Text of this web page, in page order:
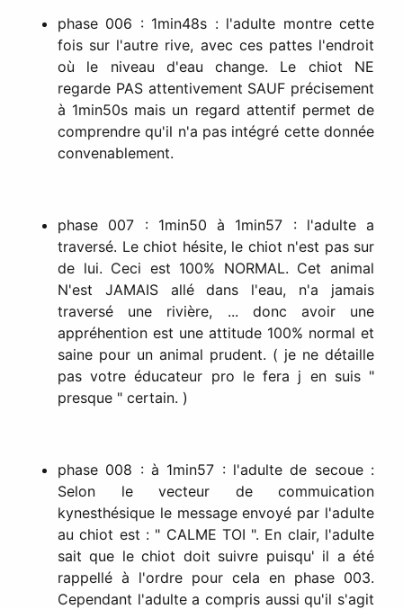
phase 006 : 1min48s : l'adulte montre cette
fois sur l'autre rive, avec ces pattes l'endroit
où le niveau d'eau change. Le chiot NE
regarde PAS attentivement SAUF précisement
à 1min50s mais un regard attentif permet de
comprendre qu'il n'a pas intégré cette donnée
convenablement.
phase 007 : 1min50 à 1min57 : l'adulte a
traversé. Le chiot hésite, le chiot n'est pas sur
de lui. Ceci est 100% NORMAL. Cet animal
N'est JAMAIS allé dans l'eau, n'a jamais
traversé une rivière, ... donc avoir une
appréhention est une attitude 100% normal et
saine pour un animal prudent. ( je ne détaille
pas votre éducateur pro le fera j en suis "
presque " certain. )
phase 008 : à 1min57 : l'adulte de secoue :
Selon le vecteur de commuication
kynesthésique le message envoyé par l'adulte
au chiot est : " CALME TOI ". En clair, l'adulte
sait que le chiot doit suivre puisqu' il a été
rappellé à l'ordre pour cela en phase 003.
Cependant l'adulte a compris aussi qu'il s'agit